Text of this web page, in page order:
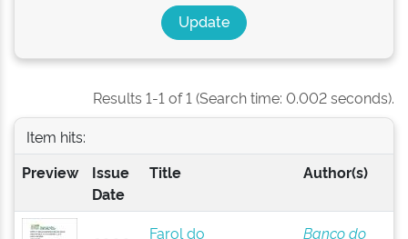
Results 1-1 of 1 (Search time: 0.002 seconds).
Item hits:
Preview
Issue
Date
Title Author(s)
Farol do
Banco do